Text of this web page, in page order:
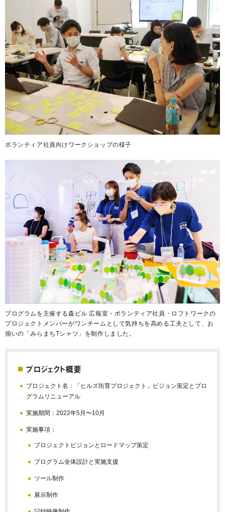
ボランティア社員向けワークショップの様子
プログラムを主催する森ビル 広報室・ボランティア社員・ロフトワークの
プロジェクトメンバーがワンチームとして気持ちを高める工夫として、お
揃いの「みらまちTシャツ」を制作しました。
プロジェクト概要
プロジェクト名：「ヒルズ街育プロジェクト」ビジョン策定とプロ
グラムリニューアル
実施期間：2022年5月〜10月
実施事項：
プロジェクトビジョンとロードマップ策定
プログラム全体設計と実施支援
ツール制作
展示制作